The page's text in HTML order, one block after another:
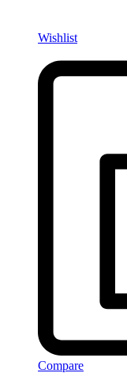
Wishlist
Compare